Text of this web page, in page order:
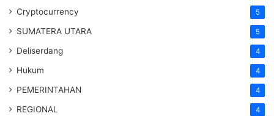
Cryptocurrency 5
SUMATERA UTARA 5
Deliserdang 4
Hukum 4
PEMERINTAHAN 4
REGIONAL 4